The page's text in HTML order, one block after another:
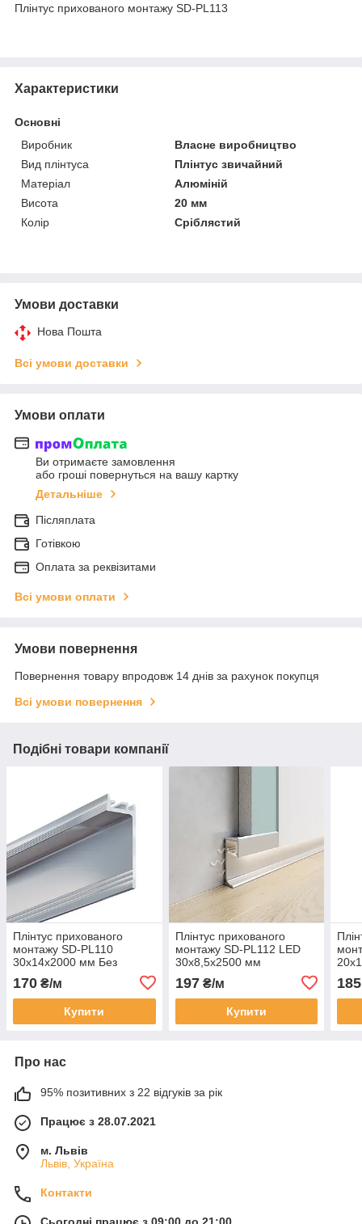
Плінтус прихованого монтажу SD-PL113
Характеристики
Основні
Виробник
Власне виробництво
Вид плінтуса
Плінтус звичайний
Матеріал
Алюміній
Висота
20 мм
Колір
Сріблястий
Умови доставки
Нова Пошта
Всі умови доставки
Умови оплати
Ви отримаєте замовлення
або гроші повернуться на вашу картку
Детальніше
Післяплата
Готівкою
Оплата за реквізитами
Всі умови оплати
Умови повернення
Повернення товару впродовж 14 днів за рахунок покупця
Всі умови повернення
Подібні товари компанії
Плінтус прихованого
монтажу SD-PL110
30x14x2000 мм Без
170 ₴/м
Купити
Плінтус прихованого
монтажу SD-PL112 LED
30x8,5x2500 мм
197₴/м
Купити
185
Про нас
95% позитивних з 22 відгуків за рік
Працює з 28.07.2021
м. Львів
Львів, Україна
Контакти